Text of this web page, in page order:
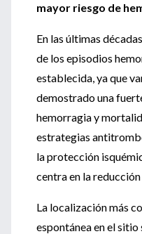
mayor riesgo de
En las últimas
de los episodios
establecida, ya que
demostrado una
hemorragia y
estrategias
la protección
centra en la
La localización más
espontánea en el